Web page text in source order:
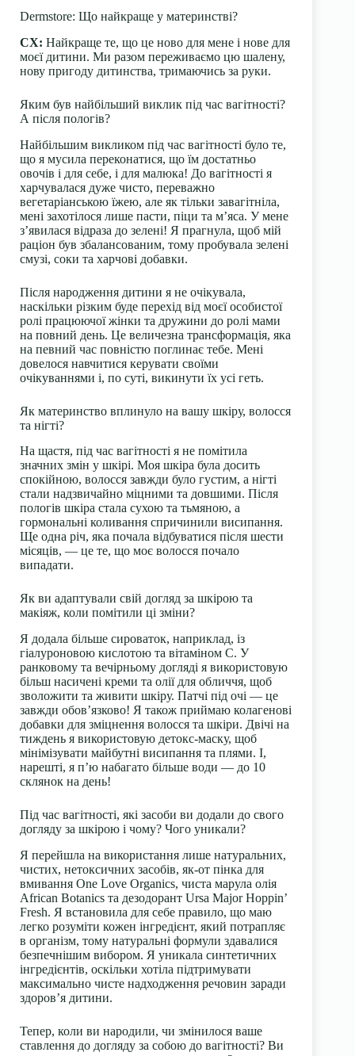
Dermstore: Що найкраще у материнстві?
СХ: Найкраще те, що це ново для мене і нове для
моєї дитини. Ми разом переживаємо цю шалену,
нову пригоду дитинства, тримаючись за руки.
Яким був найбільший виклик під час вагітності?
А після пологів?
Найбільшим викликом під час вагітності було те,
що я мусила переконатися, що їм достатньо
овочів і для себе, і для малюка! До вагітності я
харчувалася дуже чисто, переважно
вегетаріанською їжею, але як тільки завагітніла,
мені захотілося лише пасти, піци та м’яса. У мене
з’явилася відраза до зелені! Я прагнула, щоб мій
раціон був збалансованим, тому пробувала зелені
смузі, соки та харчові добавки.
Після народження дитини я не очікувала,
наскільки різким буде перехід від моєї особистої
ролі працюючої жінки та дружини до ролі мами
на повний день. Це величезна трансформація, яка
на певний час повністю поглинає тебе. Мені
довелося навчитися керувати своїми
очікуваннями і, по суті, викинути їх усі геть.
Як материнство вплинуло на вашу шкіру, волосся
та нігті?
На щастя, під час вагітності я не помітила
значних змін у шкірі. Моя шкіра була досить
спокійною, волосся завжди було густим, а нігті
стали надзвичайно міцними та довшими. Після
пологів шкіра стала сухою та тьмяною, а
гормональні коливання спричинили висипання.
Ще одна річ, яка почала відбуватися після шести
місяців, — це те, що моє волосся почало
випадати.
Як ви адаптували свій догляд за шкірою та
макіяж, коли помітили ці зміни?
Я додала більше сироваток, наприклад, із
гіалуроновою кислотою та вітаміном С. У
ранковому та вечірньому догляді я використовую
більш насичені креми та олії для обличчя, щоб
зволожити та живити шкіру. Патчі під очі — це
завжди обов’язково! Я також приймаю колагенові
добавки для зміцнення волосся та шкіри. Двічі на
тиждень я використовую детокс-маску, щоб
мінімізувати майбутні висипання та плями. І,
нарешті, я п’ю набагато більше води — до 10
склянок на день!
Під час вагітності, які засоби ви додали до свого
догляду за шкірою і чому? Чого уникали?
Я перейшла на використання лише натуральних,
чистих, нетоксичних засобів, як-от пінка для
вмивання One Love Organics, чиста марула олія
African Botanics та дезодорант Ursa Major Hoppin’
Fresh. Я встановила для себе правило, що маю
легко розуміти кожен інгредієнт, який потрапляє
в організм, тому натуральні формули здавалися
безпечнішим вибором. Я уникала синтетичних
інгредієнтів, оскільки хотіла підтримувати
максимально чисте надходження речовин заради
здоров’я дитини.
Тепер, коли ви народили, чи змінилося ваше
ставлення до догляду за собою до вагітності? Ви